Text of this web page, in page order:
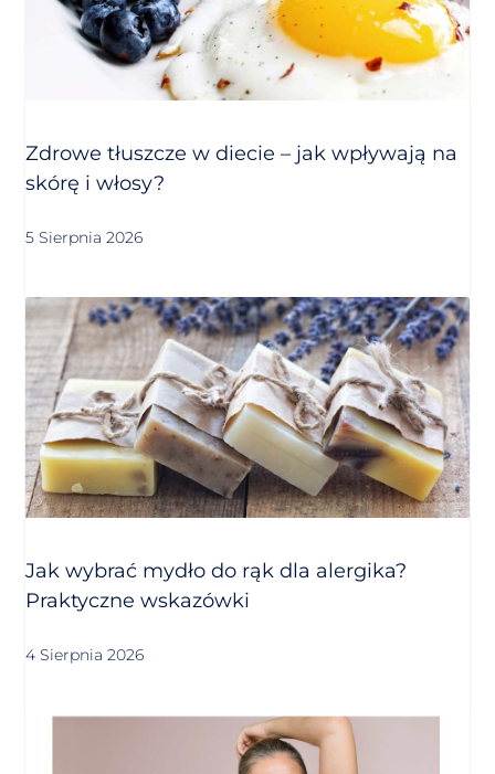
Zdrowe tłuszcze w diecie – jak wpływają na
skórę i włosy?
5 Sierpnia 2026
Jak wybrać mydło do rąk dla alergika?
Praktyczne wskazówki
4 Sierpnia 2026